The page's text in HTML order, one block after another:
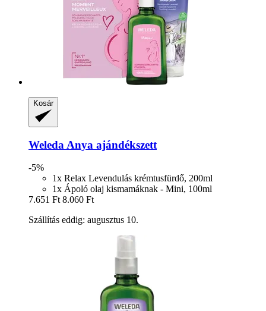
Kosár
Weleda Anya ajándékszett
-5%
1x Relax Levendulás krémtusfürdő, 200ml
1x Ápoló olaj kismamáknak - Mini, 100ml
7.651 Ft 8.060 Ft
Szállítás eddig: augusztus 10.